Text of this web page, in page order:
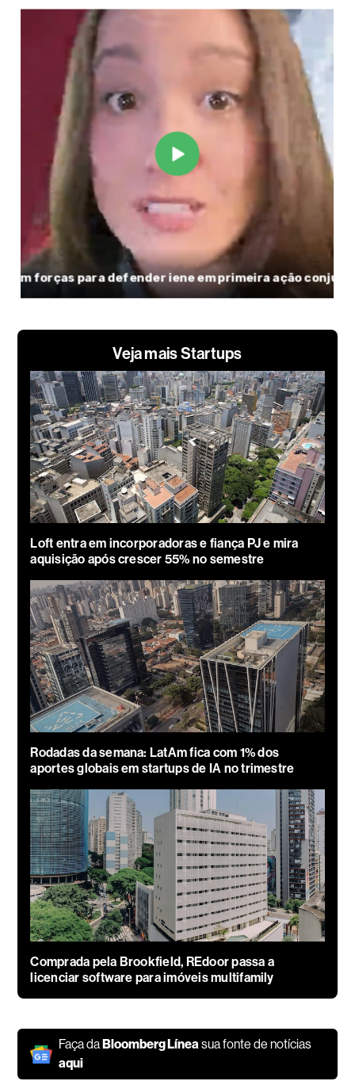
Veja mais Startups
Loft entra em incorporadoras e fiança PJ e mira
aquisição após crescer 55% no semestre
Rodadas da semana: LatAm fica com 1% dos
aportes globais em startups de IA no trimestre
Comprada pela Brookfield, REdoor passa a
licenciar software para imóveis multifamily
Faça da Bloomberg Líneasua fonte de notícias
aqui